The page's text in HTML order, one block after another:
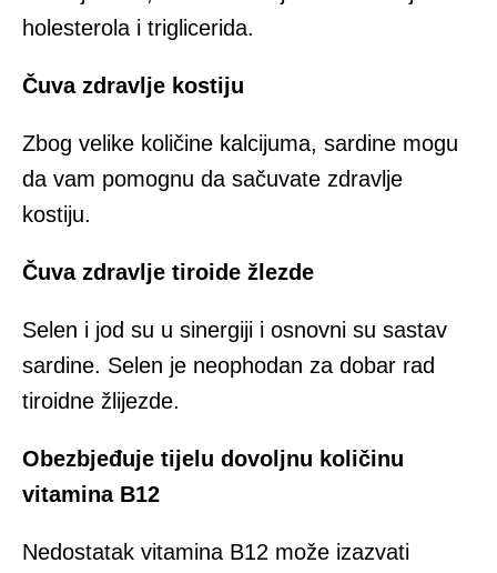
holesterola i triglicerida.
Čuva zdravlje kostiju
Zbog velike količine kalcijuma, sardine mogu
da vam pomognu da sačuvate zdravlje
kostiju.
Čuva zdravlje tiroide žlezde
Selen i jod su u sinergiji i osnovni su sastav
sardine. Selen je neophodan za dobar rad
tiroidne žlijezde.
Obezbjeđuje tijelu dovoljnu količinu
vitamina B12
Nedostatak vitamina B12 može izazvati